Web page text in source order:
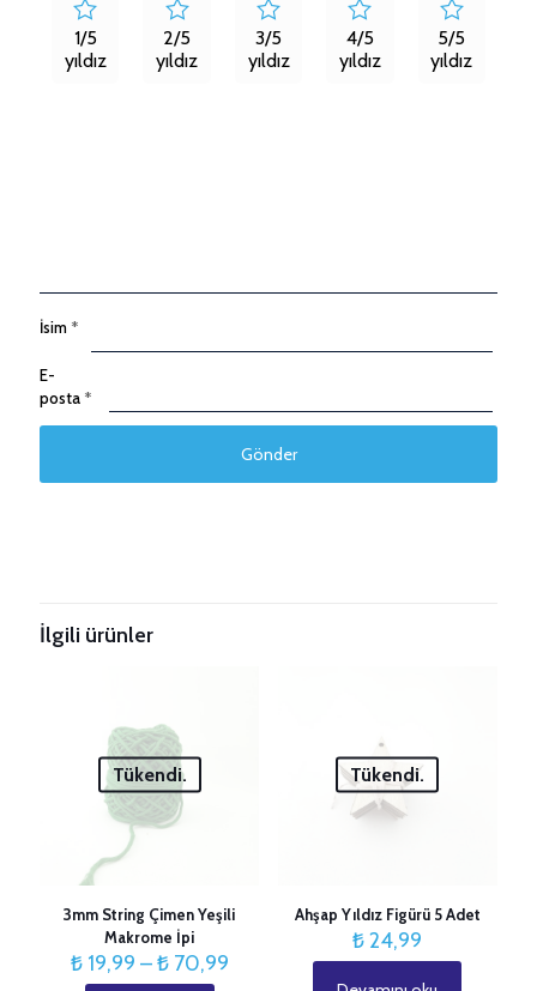
1/5
yıldız
2/5
yıldız
3/5
yıldız
4/5
yıldız
5/5
yıldız
İsim *
E-
posta *
İlgili ürünler
Tükendi.
3mm String Çimen Yeşili
Makrome İpi
₺19,99 –₺70,99Fiyat
Tükendi.
Ahşap Yıldız Figürü 5 Adet
₺24,99